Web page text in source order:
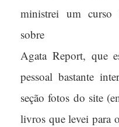
ministrei um curso
sobre
Agata Report, que
pessoal bastante
seção fotos do site
livros que levei para